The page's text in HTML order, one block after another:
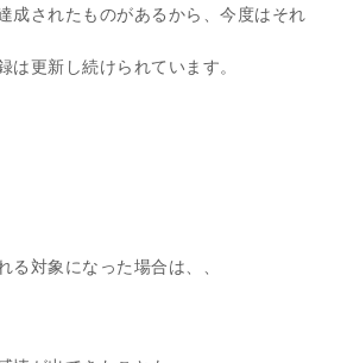
成されたものがあるから、今度はそれ
は更新し続けられています。
る対象になった場合は、、